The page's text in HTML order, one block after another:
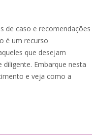
de caso e recomendações
é um recurso
que desejam
Embarque nesta
e veja como a